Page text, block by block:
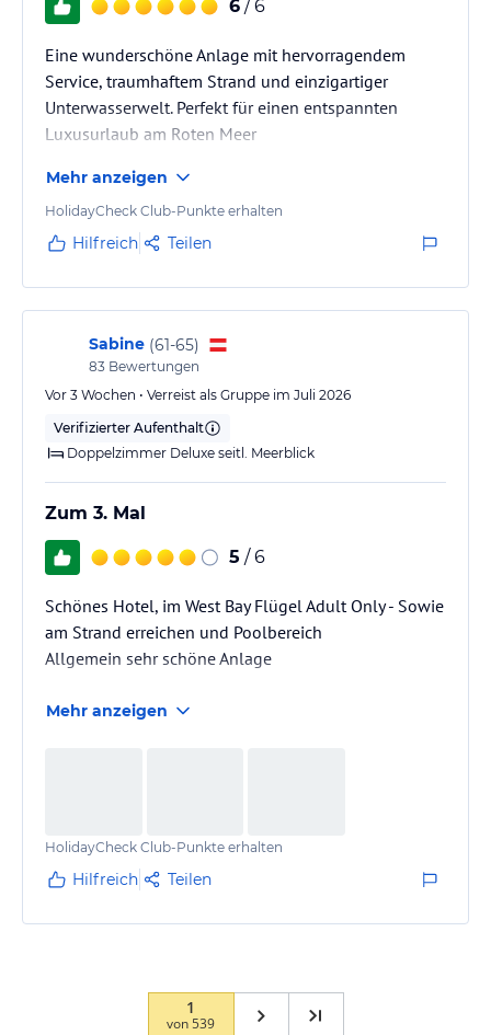
6 / 6
Eine wunderschöne Anlage mit hervorragendem
Service, traumhaftem Strand und einzigartiger
Unterwasserwelt. Perfekt für einen entspannten
Luxusurlaub am Roten Meer
Mehr anzeigen
HolidayCheck Club-Punkte erhalten
Hilfreich Teilen
Sabine (61-65)
83 Bewertungen
Vor 3 Wochen • Verreist als Gruppe im Juli 2026
Verifizierter Aufenthalt
Doppelzimmer Deluxe seitl. Meerblick
Zum 3. Mal
5 / 6
Schönes Hotel, im West Bay Flügel Adult Only - Sowie
am Strand erreichen und Poolbereich
Allgemein sehr schöne Anlage
Mehr anzeigen
HolidayCheck Club-Punkte erhalten
Hilfreich Teilen
1
von539